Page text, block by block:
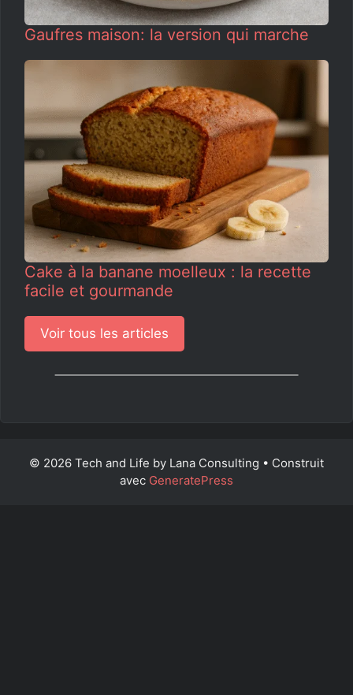
Gaufres maison: la version qui marche
Cake à la banane moelleux : la recette
facile et gourmande
Voir tous les articles
© 2026 Tech and Life by Lana Consulting • Construit
avec GeneratePress